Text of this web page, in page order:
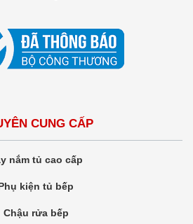
CUNG CẤP
nắm tủ cao cấp
kiện tủ bếp
Chậu rửa bếp